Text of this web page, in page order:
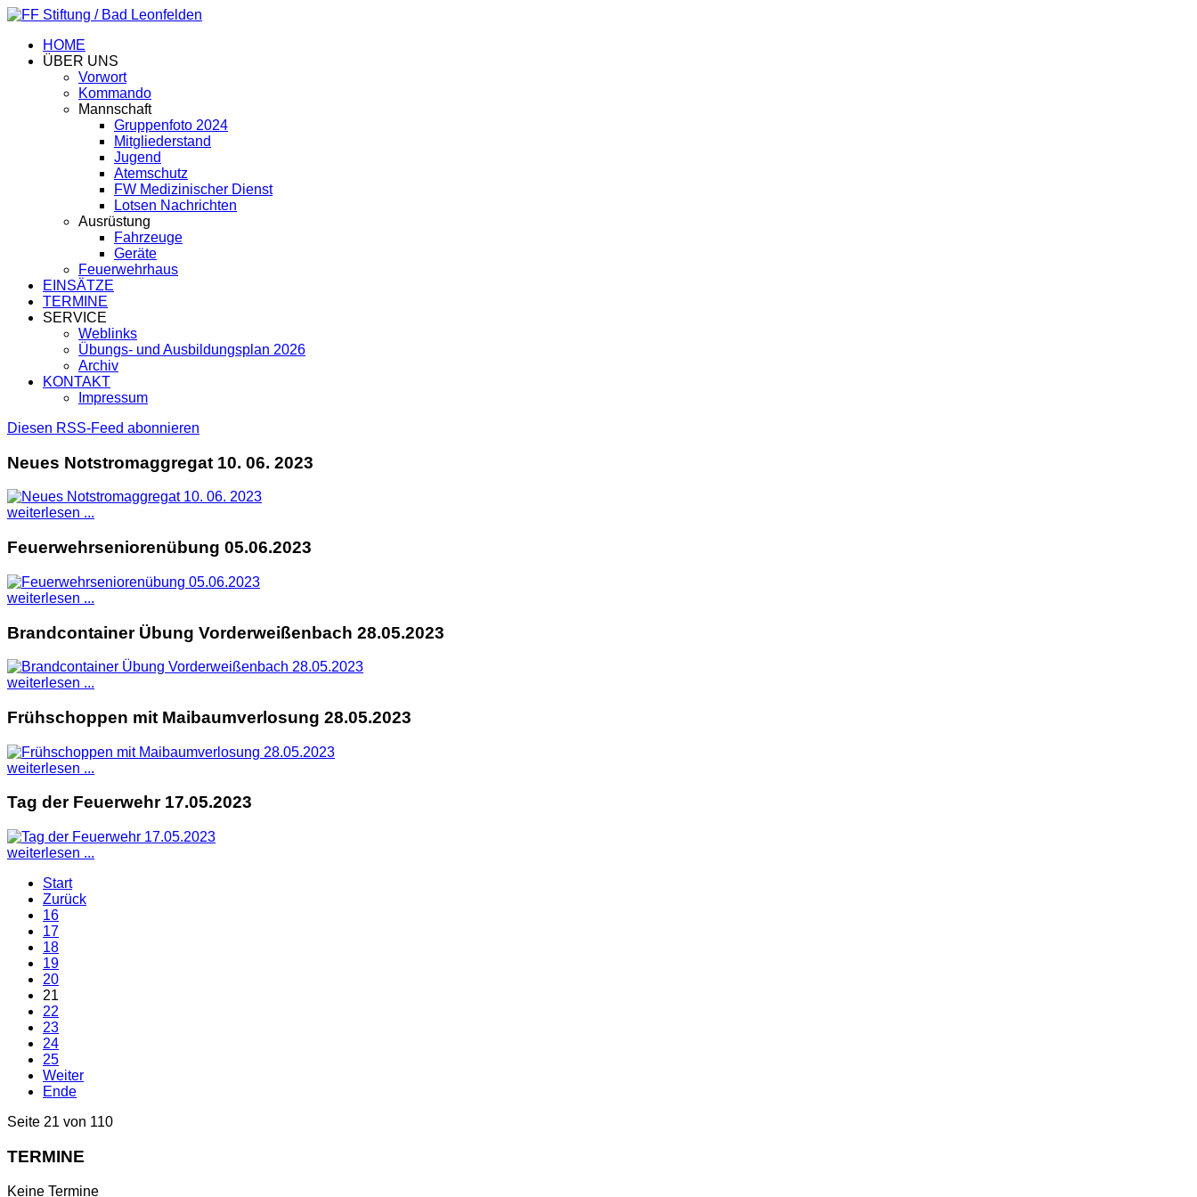
HOME
ÜBER UNS
Vorwort
Kommando
Mannschaft
Gruppenfoto 2024
Mitgliederstand
Jugend
Atemschutz
FW Medizinischer Dienst
Lotsen Nachrichten
Ausrüstung
Fahrzeuge
Geräte
Feuerwehrhaus
EINSÄTZE
TERMINE
SERVICE
Weblinks
Übungs- und Ausbildungsplan 2026
Archiv
KONTAKT
Impressum
Diesen RSS-Feed abonnieren
Neues Notstromaggregat 10. 06. 2023
weiterlesen ...
Feuerwehrseniorenübung 05.06.2023
weiterlesen ...
Brandcontainer Übung Vorderweißenbach 28.05.2023
weiterlesen ...
Frühschoppen mit Maibaumverlosung 28.05.2023
weiterlesen ...
Tag der Feuerwehr 17.05.2023
weiterlesen ...
Start
Zurück
16
17
18
19
20
21
22
23
24
25
Weiter
Ende
Seite 21 von 110
TERMINE
Keine Termine